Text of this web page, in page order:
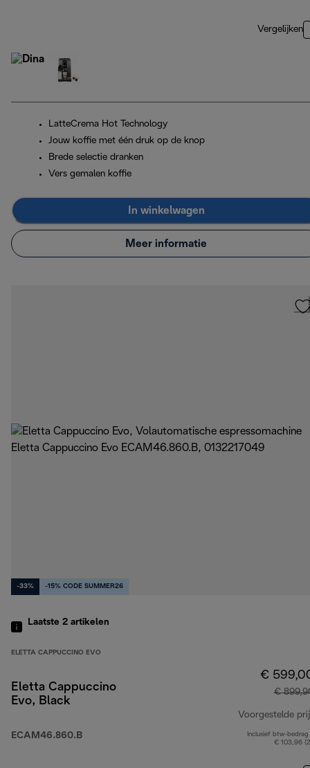
Vergelijken
LatteCrema Hot Technology
Jouw koffie met één druk op de knop
Brede selectie dranken
Vers gemalen koffie
In winkelwagen
Meer informatie
-33% -15% CODE SUMMER26
Laatste 2 artikelen
ELETTA CAPPUCCINO EVO
Eletta Cappuccino
Evo, Black
ECAM46.860.B
€
€
Voorgestelde
Inclusief btw-bedrag
€ 103,96